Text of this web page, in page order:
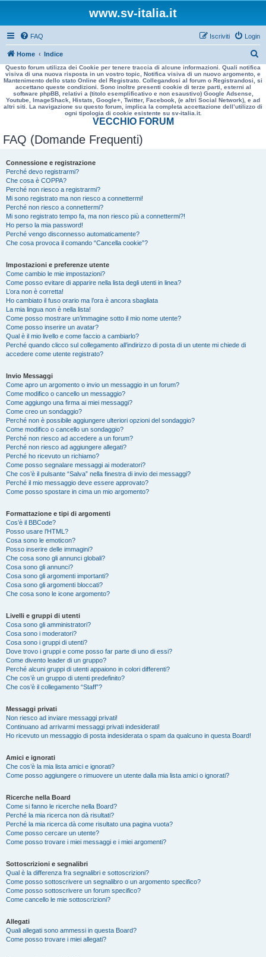
www.sv-italia.it
FAQ Login
Iscriviti
Home Indice
e
r
a
Questo forum utilizza dei Cookie per tenere traccia di alcune informazioni. Quali notifica
visiva di una nuova risposta in un vostro topic, Notifica visiva di un nuovo argomento, e
Mantenimento dello stato Online del Registrato. Collegandosi al forum o Registrandosi, si
accettano queste condizioni. Sono inoltre presenti cookie di terze parti, esterni al
software phpBB, relativi a (titolo esemplificativo e non esaustivo) Google Adsense,
Youtube, ImageShack, Histats, Google+, Twitter, Facebook, (e altri Social Network), e ad
altri siti. La navigazione su questo forum, implica la completa accettazione dell’utilizzo di
ogni tipologia di cookie esistente su sv-italia.it.
VECCHIO FORUM
FAQ (Domande Frequenti)
Connessione e registrazione
Perché devo registrarmi?
Che cosa è COPPA?
Perché non riesco a registrarmi?
Mi sono registrato ma non riesco a connettermi!
Perché non riesco a connettermi?
Mi sono registrato tempo fa, ma non riesco più a connettermi?!
Ho perso la mia password!
Perché vengo disconnesso automaticamente?
Che cosa provoca il comando “Cancella cookie”?
Impostazioni e preferenze utente
Come cambio le mie impostazioni?
Come posso evitare di apparire nella lista degli utenti in linea?
L’ora non è corretta!
Ho cambiato il fuso orario ma l’ora è ancora sbagliata
La mia lingua non è nella lista!
Come posso mostrare un’immagine sotto il mio nome utente?
Come posso inserire un avatar?
Qual è il mio livello e come faccio a cambiarlo?
Perché quando clicco sul collegamento all’indirizzo di posta di un utente mi chiede di
accedere come utente registrato?
Invio Messaggi
Come apro un argomento o invio un messaggio in un forum?
Come modifico o cancello un messaggio?
Come aggiungo una firma ai miei messaggi?
Come creo un sondaggio?
Perché non è possibile aggiungere ulteriori opzioni del sondaggio?
Come modifico o cancello un sondaggio?
Perché non riesco ad accedere a un forum?
Perché non riesco ad aggiungere allegati?
Perché ho ricevuto un richiamo?
Come posso segnalare messaggi ai moderatori?
Che cos’è il pulsante “Salva” nella finestra di invio dei messaggi?
Perché il mio messaggio deve essere approvato?
Come posso spostare in cima un mio argomento?
Formattazione e tipi di argomenti
Cos’è il BBCode?
Posso usare l’HTML?
Cosa sono le emoticon?
Posso inserire delle immagini?
Che cosa sono gli annunci globali?
Cosa sono gli annunci?
Cosa sono gli argomenti importanti?
Cosa sono gli argomenti bloccati?
Che cosa sono le icone argomento?
Livelli e gruppi di utenti
Cosa sono gli amministratori?
Cosa sono i moderatori?
Cosa sono i gruppi di utenti?
Dove trovo i gruppi e come posso far parte di uno di essi?
Come divento leader di un gruppo?
Perché alcuni gruppi di utenti appaiono in colori differenti?
Che cos’è un gruppo di utenti predefinito?
Che cos’è il collegamento “Staff”?
Messaggi privati
Non riesco ad inviare messaggi privati!
Continuano ad arrivarmi messaggi privati indesiderati!
Ho ricevuto un messaggio di posta indesiderata o spam da qualcuno in questa Board!
Amici e ignorati
Che cos’è la mia lista amici e ignorati?
Come posso aggiungere o rimuovere un utente dalla mia lista amici o ignorati?
Ricerche nella Board
Come si fanno le ricerche nella Board?
Perché la mia ricerca non dà risultati?
Perché la mia ricerca dà come risultato una pagina vuota?
Come posso cercare un utente?
Come posso trovare i miei messaggi e i miei argomenti?
Sottoscrizioni e segnalibri
Qual è la differenza fra segnalibri e sottoscrizioni?
Come posso sottoscrivere un segnalibro o un argomento specifico?
Come posso sottoscrivere un forum specifico?
Come cancello le mie sottoscrizioni?
Allegati
Quali allegati sono ammessi in questa Board?
Come posso trovare i miei allegati?